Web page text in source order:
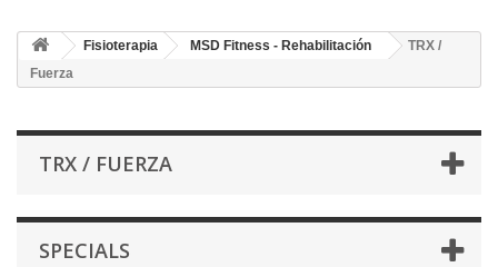
Fisioterapia MSD Fitness - Rehabilitación
TRX /
Fuerza
TRX / FUERZA
SPECIALS